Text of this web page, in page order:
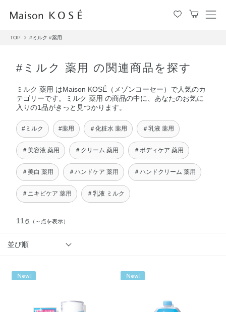
メ
TOP #ミルク #薬用
#ミルク 薬用 の関連商品を探す
ミルク 薬用 はMaison KOSÉ（メゾンコーセー）で人気のカ
テゴリーです。ミルク 薬用 の商品の中に、あなたのお気に
入りの1品がきっと見つかります。
#ミルク #薬用 ＃化粧水 薬用 ＃乳液 薬用
＃美容液 薬用 ＃クリーム 薬用 ＃ボディケア 薬用
＃美白 薬用 ＃ハンドケア 薬用 ＃ハンドクリーム 薬用
＃ニキビケア 薬用 ＃乳液 ミルク
11 点 （～点を表示）
並び順